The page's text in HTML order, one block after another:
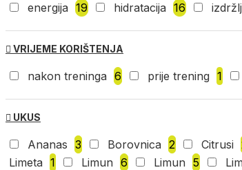
energija 19 hidratacija 16
VRIJEME KORIŠTENJA
nakon treninga 6 prije trening 1
UKUS
Ananas 3 Borovnica 2 Citrusi
Limeta 1 Limun 6 Limun 5